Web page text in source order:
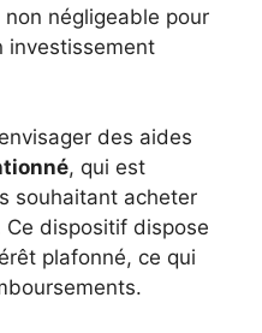
négligeable pour
investissement
des aides
, qui est
souhaitant acheter
dispositif dispose
plafonné, ce qui